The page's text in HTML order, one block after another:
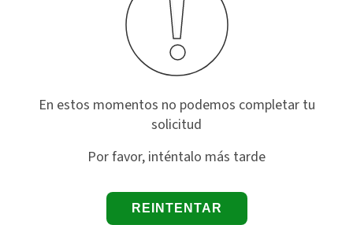
En estos momentos no podemos completar tu
solicitud
Por favor, inténtalo más tarde
REINTENTAR